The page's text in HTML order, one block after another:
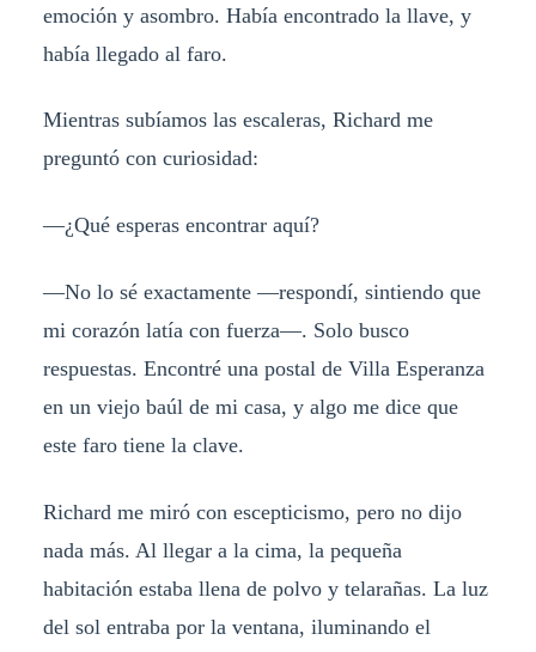
emoción y asombro. Había encontrado la llave, y
había llegado al faro.
Mientras subíamos las escaleras, Richard me
preguntó con curiosidad:
—¿Qué esperas encontrar aquí?
—No lo sé exactamente —respondí, sintiendo que
mi corazón latía con fuerza—. Solo busco
respuestas. Encontré una postal de Villa Esperanza
en un viejo baúl de mi casa, y algo me dice que
este faro tiene la clave.
Richard me miró con escepticismo, pero no dijo
nada más. Al llegar a la cima, la pequeña
habitación estaba llena de polvo y telarañas. La luz
del sol entraba por la ventana, iluminando el